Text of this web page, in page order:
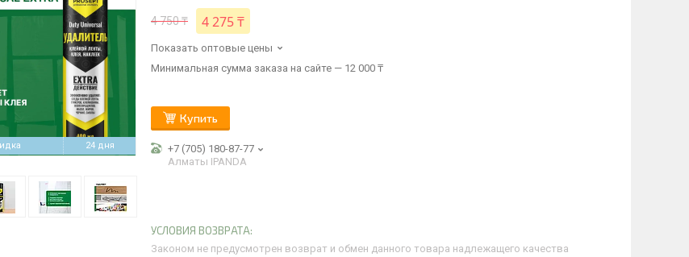
24 дня
4 750 ₸ 4 275 ₸
Показать оптовые цены
Минимальная сумма заказа на сайте — 12 000 ₸
Купить
+7 (705) 180-87-77
Алматы IPANDA
Законом не предусмотрен возврат и обмен данного товара надлежащего качества